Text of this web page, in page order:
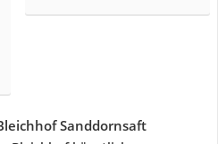
Sanddornsaft